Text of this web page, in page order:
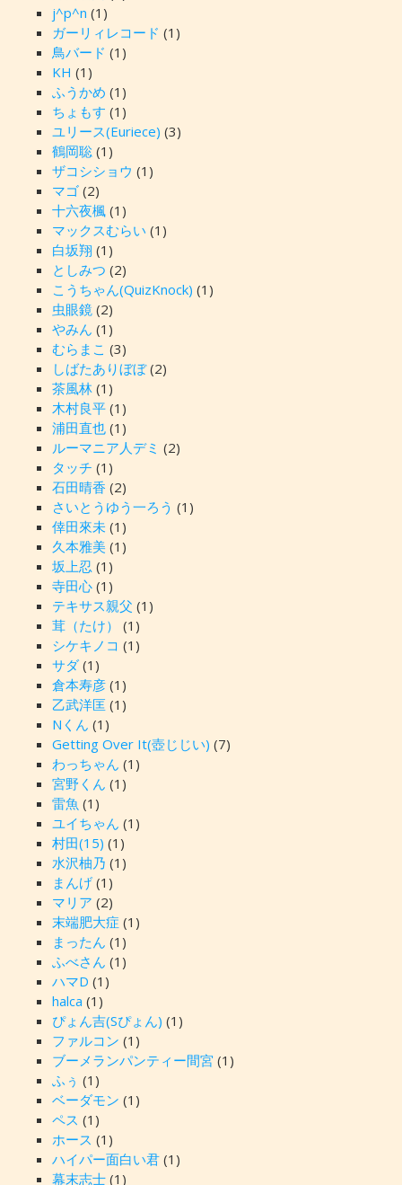
j^p^n (1)
ガーリィレコード (1)
鳥バード (1)
KH (1)
ふうかめ (1)
ちょもす (1)
ユリース(Euriece) (3)
鶴岡聡 (1)
ザコシショウ (1)
マゴ(2)
十六夜楓(1)
マックスむらい (1)
白坂翔 (1)
としみつ (2)
こうちゃん(QuizKnock) (1)
虫眼鏡(2)
やみん (1)
むらまこ (3)
しばたありぼぼ(2)
茶風林(1)
木村良平(1)
浦田直也(1)
ルーマニア人デミ (2)
タッチ (1)
石田晴香 (2)
さいとうゆう一ろう (1)
倖田來未(1)
久本雅美(1)
坂上忍 (1)
寺田心(1)
テキサス親父 (1)
茸（たけ）
(1)
シケキノコ (1)
サダ(1)
倉本寿彦(1)
乙武洋匡 (1)
Nくん (1)
Getting Over It(壺じじい) (7)
わっちゃん (1)
宮野くん (1)
雷魚 (1)
ユイちゃん (1)
村田(15) (1)
水沢柚乃 (1)
まんげ(1)
マリア (2)
末端肥大症 (1)
まったん (1)
ふべさん (1)
ハマD (1)
halca (1)
ぴょん吉(Sぴょん) (1)
ファルコン (1)
ブーメランパンティー間宮 (1)
ふぅ (1)
ベーダモン (1)
ペス (1)
ホース (1)
ハイパー面白い君(1)
幕末志士(1)